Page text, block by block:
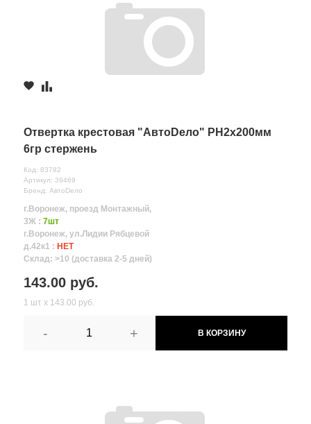
Отвертка крестовая "АвтоDело" PH2x200мм
6гр стержень
Код: 83782
Артикул: 39469
Бренд: АвтоDело
г.Воронеж, проезд Монтажный,
3Ж : 7шт
г.Воронеж, ул.Лидии Рябцевой
д.42к1 : НЕТ
Склад: >10 (доставка 2-5 дней)
143.00 руб.
1 шт х 143.00 руб.
- + В КОРЗИНУ